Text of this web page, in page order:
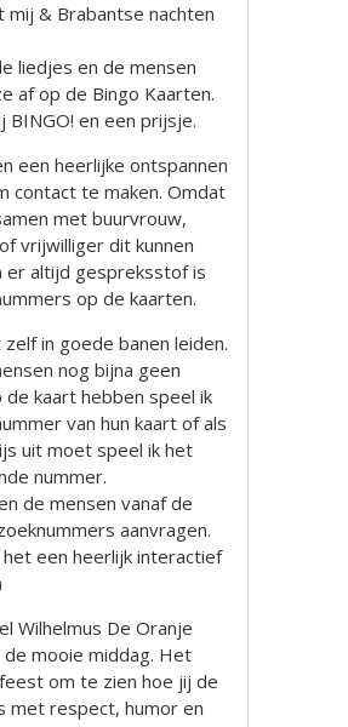
mij & Brabantse nachten
liedjes en de mensen
af op de Bingo Kaarten.
BINGO! en een prijsje.
een heerlijke ontspannen
contact te maken. Omdat
met buurvrouw,
vrijwilliger dit kunnen
er altijd gespreksstof is
op de kaarten.
zelf in goede banen leiden.
nog bijna geen
de kaart hebben speel ik
van hun kaart of als
uit moet speel ik het
nummer.
de mensen vanaf de
aanvragen.
een heerlijk interactief
Wilhelmus De Oranje
de mooie middag. Het
om te zien hoe jij de
met respect, humor en